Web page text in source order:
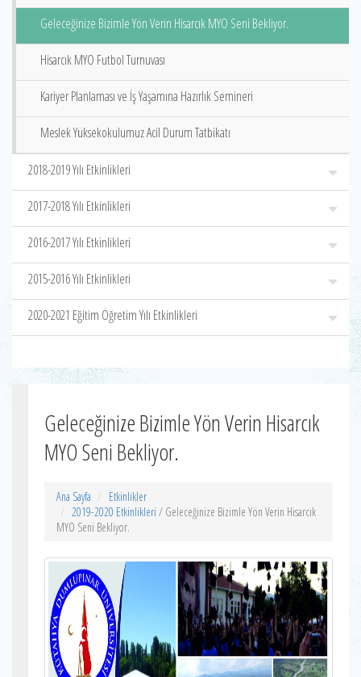
Geleceğinize Bizimle Yön Verin Hisarcık MYO Seni Bekliyor.
Hisarcık MYO Futbol Turnuvası
Kariyer Planlaması ve İş Yaşamına Hazırlık Semineri
Meslek Yüksekokulumuz Acil Durum Tatbikatı
2018-2019 Yılı Etkinlikleri
2017-2018 Yılı Etkinlikleri
2016-2017 Yılı Etkinlikleri
2015-2016 Yılı Etkinlikleri
2020-2021 Eğitim Öğretim Yılı Etkinlikleri
Geleceğinize Bizimle Yön Verin Hisarcık
MYO Seni Bekliyor.
Ana Sayfa
Etkinlikler
2019-2020 Etkinlikleri / Geleceğinize Bizimle Yön Verin Hisarcık
MYO Seni Bekliyor.